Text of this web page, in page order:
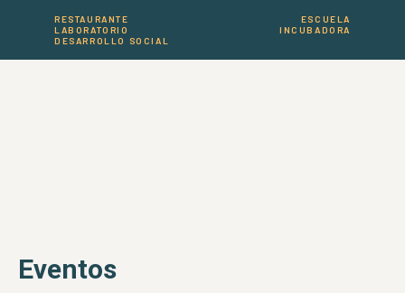
RESTAURANTE
ESCUELA
LABORATORIO
INCUBADORA
DESARROLLO SOCIAL
Eventos